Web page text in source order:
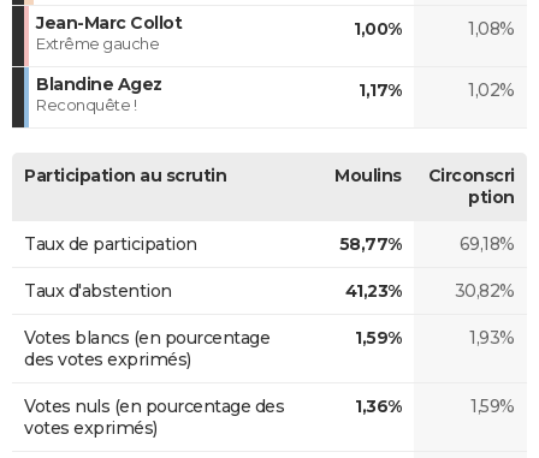
Jean-Marc Collot
Extrême gauche
1,00% 1,08%
Blandine Agez
Reconquête !
1,17% 1,02%
Participation au scrutin Moulins
Circonscri
ption
Taux de participation 58,77% 69,18%
Taux d'abstention 41,23% 30,82%
Votes blancs (en pourcentage
des votes exprimés)
1,59% 1,93%
Votes nuls (en pourcentage des
votes exprimés)
1,36% 1,59%